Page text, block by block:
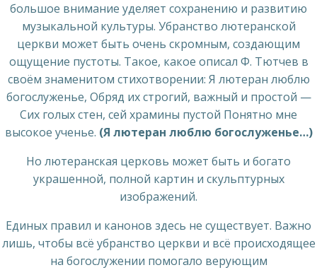
большое внимание уделяет сохранению и развитию
музыкальной культуры. Убранство лютеранской
церкви может быть очень скромным, создающим
ощущение пустоты. Такое, какое описал Ф. Тютчев в
своём знаменитом стихотворении: Я лютеран люблю
богослуженье, Обряд их строгий, важный и простой —
Сих голых стен, сей храмины пустой Понятно мне
высокое ученье. (Я лютеран люблю богослуженье…)
Но лютеранская церковь может быть и богато
украшенной, полной картин и скульптурных
изображений.
Единых правил и канонов здесь не существует. Важно
лишь, чтобы всё убранство церкви и всё происходящее
на богослужении помогало верующим